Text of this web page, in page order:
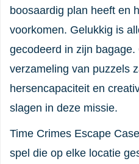
boosaardig plan heeft en
voorkomen. Gelukkig is
gecodeerd in zijn
verzameling van puzzels
hersencapaciteit en
slagen in deze missie.
Time Crimes Escape
spel die op elke locatie